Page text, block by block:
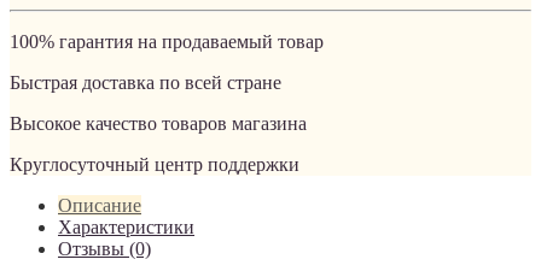
100% гарантия на продаваемый товар
Быстрая доставка по всей стране
Высокое качество товаров магазина
Круглосуточный центр поддержки
Описание
Характеристики
Отзывы (0)